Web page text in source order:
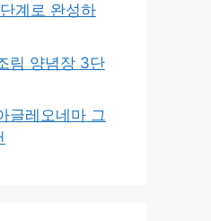
계로 완성하
림 양념장 3단
글레오네마 그